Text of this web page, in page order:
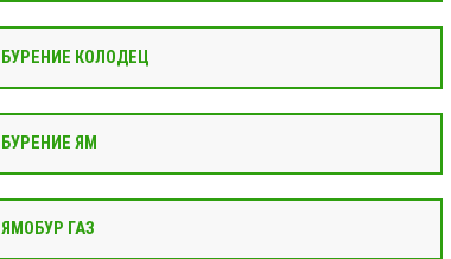
БУРЕНИЕ КОЛОДЕЦ
БУРЕНИЕ ЯМ
ЯМОБУР ГАЗ